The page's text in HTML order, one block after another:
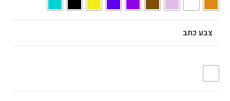
צבע כתב